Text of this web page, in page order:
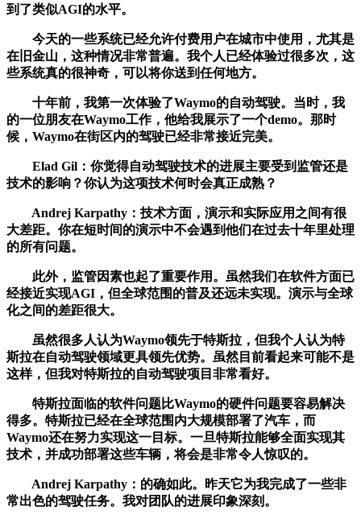
到了类似AGI的水平。
今天的一些系统已经允许付费用户在城市中使用，尤其是
在旧金山，这种情况非常普遍。我个人已经体验过很多次，这
些系统真的很神奇，可以将你送到任何地方。
十年前，我第一次体验了Waymo的自动驾驶。当时，我
的一位朋友在Waymo工作，他给我展示了一个demo。那时
候，Waymo在街区内的驾驶已经非常接近完美。
Elad Gil：你觉得自动驾驶技术的进展主要受到监管还是
技术的影响？你认为这项技术何时会真正成熟？
Andrej Karpathy：技术方面，演示和实际应用之间有很
大差距。你在短时间的演示中不会遇到他们在过去十年里处理
的所有问题。
此外，监管因素也起了重要作用。虽然我们在软件方面已
经接近实现AGI，但全球范围的普及还远未实现。演示与全球
化之间的差距很大。
虽然很多人认为Waymo领先于特斯拉，但我个人认为特
斯拉在自动驾驶领域更具领先优势。虽然目前看起来可能不是
这样，但我对特斯拉的自动驾驶项目非常看好。
特斯拉面临的软件问题比Waymo的硬件问题要容易解决
得多。特斯拉已经在全球范围内大规模部署了汽车，而
Waymo还在努力实现这一目标。一旦特斯拉能够全面实现其
技术，并成功部署这些车辆，将会是非常令人惊叹的。
Andrej Karpathy：的确如此。昨天它为我完成了一些非
常出色的驾驶任务。我对团队的进展印象深刻。